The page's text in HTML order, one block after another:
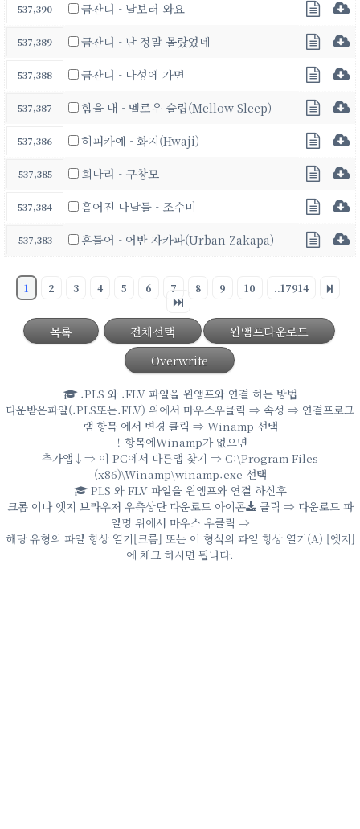
537,390 금잔디 - 날보러 와요
537,389 금잔디 - 난 정말 몰랐었네
537,388 금잔디 - 나성에 가면
537,387 힘을 내 - 멜로우 슬립(Mellow Sleep)
537,386 히피카예 - 화지(Hwaji)
537,385 희나리 - 구창모
537,384 흩어진 나날들 - 조수미
537,383 흔들어 - 어반 자카파(Urban Zakapa)
1 2 3 4 5 6 7 8 9 10 ..17914
목록 전체선택
윈앰프다운로드
Overwrite
.PLS 와 .FLV 파일을 윈앰프와 연결 하는 방법
다운받은파일(.PLS또는.FLV) 위에서 마우스우클릭 ⇒ 속성 ⇒ 연결프로그
램 항목 에서 변경 클릭 ⇒ Winamp 선택
！항목에Winamp가 없으면
추가앱↓⇒ 이 PC에서 다른앱 찾기 ⇒ C:\Program Files
(x86)\Winamp\winamp.exe 선택
PLS 와 FLV 파일을 윈앰프와 연결 하신후
크롬 이나 엣지 브라우저 우측상단 다운로드 아이콘
클릭 ⇒ 다운로드 파
일명 위에서 마우스 우클릭 ⇒
해당 유형의 파일 항상 열기[크롬] 또는 이 형식의 파일 항상 열기(A) [엣지]
에 체크 하시면 됩니다.